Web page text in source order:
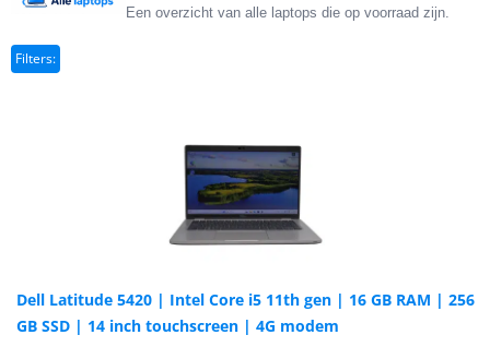
Een overzicht van alle laptops die op voorraad zijn.
Filters:
Dell Latitude 5420 | Intel Core i5 11th gen | 16 GB RAM | 256
GB SSD | 14 inch touchscreen | 4G modem